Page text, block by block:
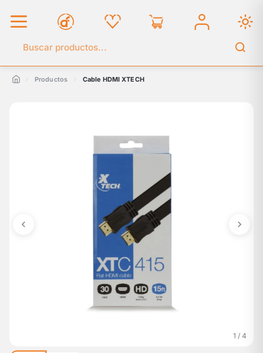
Buscar en el catálogo
Productos Cable HDMI XTECH
1 / 4